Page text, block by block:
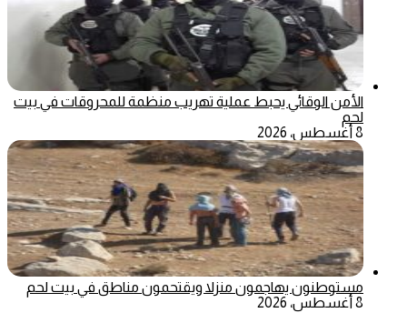
الأمن الوقائي يحبط عملية تهريب منظمة للمحروقات في بيت
لحم
8 أغسطس، 2026
مستوطنون يهاجمون منزلا ويقتحمون مناطق في بيت لحم
8 أغسطس، 2026